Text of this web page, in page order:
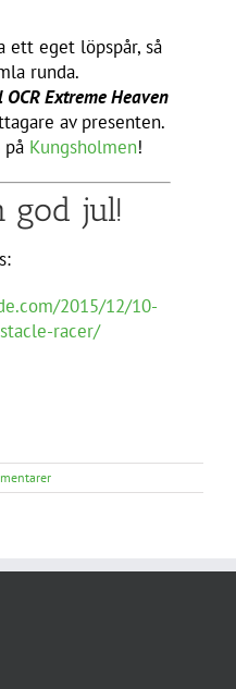
ett eget löpspår, så
runda.
Extreme Heaven
av presenten.
Kungsholmen!
god jul!
2015/12/10-
racer/